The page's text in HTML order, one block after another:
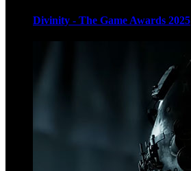
Divinity - The Game Awards 2025